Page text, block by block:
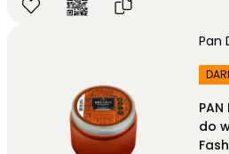
Pan
do